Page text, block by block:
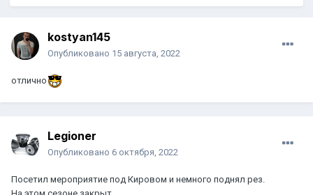
kostyan145
Опубликовано 15 августа, 2022
отлично
Legioner
Опубликовано 6 октября, 2022
Посетил мероприятие под Кировом и немного поднял рез.